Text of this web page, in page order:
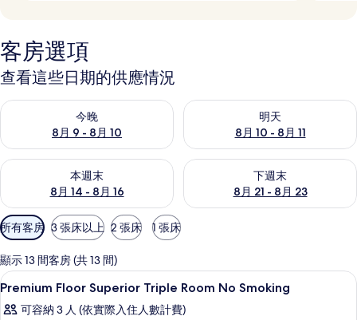
客房選項
查看這些日期的供應情況
今晚
8月 9 - 8月 10
查看今晚 (8月 9 - 8月 10) 的供應情況
明天
8月 10 - 8月 11
查看明天 (8月 10 - 8月 11) 的
本週末
8月 14 - 8月 16
查看本週末 (8月 14 - 8月 16) 的供應情況
下週末
8月 21 - 8月 23
查看下週末 (8月 21 - 8月 23)
可
用
的
客
房
篩
所有客房 3 張床以上 2 張床 1 張床
顯示 13 間客房 (共 13 間)
顯
示
客房內保險箱、遮光布/窗簾、熨斗/
1
Premium Floor Superior Triple Room No Smoking
可容納 3 人 (依實際入住人數計費)